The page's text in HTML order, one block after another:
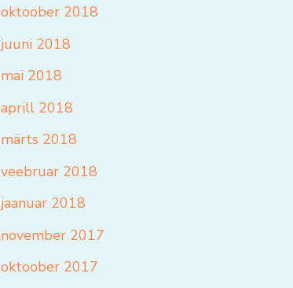
oktoober 2018
juuni 2018
mai 2018
aprill 2018
märts 2018
veebruar 2018
jaanuar 2018
november 2017
oktoober 2017